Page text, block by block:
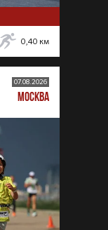
0,40 км
07.08.2026
МОСКВА